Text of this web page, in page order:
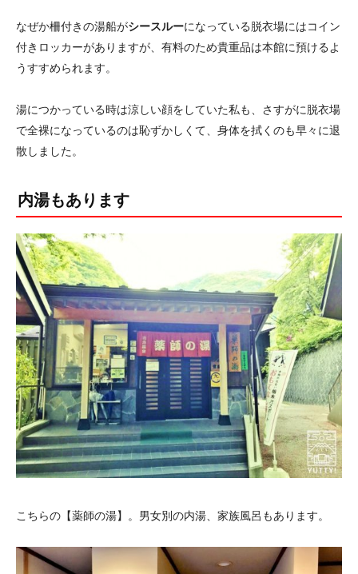
なぜか柵付きの湯船がシースルーになっている脱衣場にはコイン
付きロッカーがありますが、有料のため貴重品は本館に預けるよ
うすすめられます。
湯につかっている時は涼しい顔をしていた私も、さすがに脱衣場
で全裸になっているのは恥ずかしくて、身体を拭くのも早々に退
散しました。
内湯もあります
こちらの【薬師の湯】。男女別の内湯、家族風呂もあります。